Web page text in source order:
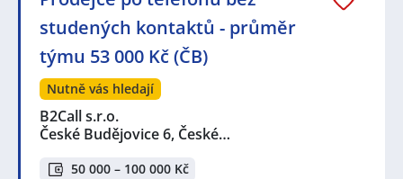
studených kontaktů - průměr
týmu 53 000 Kč (ČB)
Nutně vás hledají
B2Call s.r.o.
České Budějovice 6, České…
50 000 – 100 000 Kč